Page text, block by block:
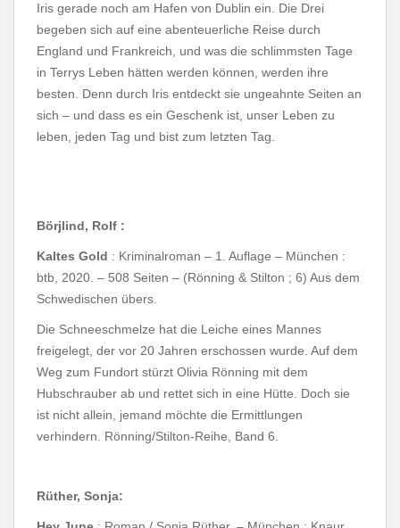
Iris gerade noch am Hafen von Dublin ein. Die Drei
begeben sich auf eine abenteuerliche Reise durch
England und Frankreich, und was die schlimmsten Tage
in Terrys Leben hätten werden können, werden ihre
besten. Denn durch Iris entdeckt sie ungeahnte Seiten an
sich – und dass es ein Geschenk ist, unser Leben zu
leben, jeden Tag und bist zum letzten Tag.
Börjlind, Rolf :
Kaltes Gold : Kriminalroman – 1. Auflage – München :
btb, 2020. – 508 Seiten – (Rönning & Stilton ; 6) Aus dem
Schwedischen übers.
Die Schneeschmelze hat die Leiche eines Mannes
freigelegt, der vor 20 Jahren erschossen wurde. Auf dem
Weg zum Fundort stürzt Olivia Rönning mit dem
Hubschrauber ab und rettet sich in eine Hütte. Doch sie
ist nicht allein, jemand möchte die Ermittlungen
verhindern. Rönning/Stilton-Reihe, Band 6.
Rüther, Sonja: